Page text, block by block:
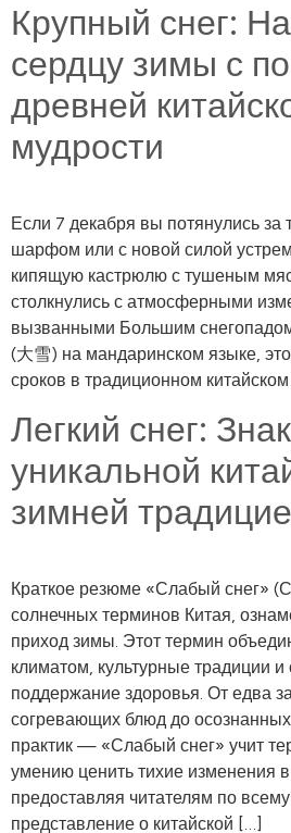
Крупный снег:
сердцу зимы с
древней
мудрости
Если 7 декабря вы потянулись
шарфом или с новой силой
кипящую кастрюлю с тушеным
столкнулись с атмосферными
вызванными Большим
(大雪) на мандаринском языке,
сроков в традиционном китайском
Легкий снег:
уникальной
зимней
Краткое резюме «Слабый снег»
солнечных терминов Китая,
приход зимы. Этот термин
климатом, культурные традиции и
поддержание здоровья. От едва
согревающих блюд до
практик — «Слабый снег» учит
умению ценить тихие изменения
предоставляя читателям по
представление о китайской […]